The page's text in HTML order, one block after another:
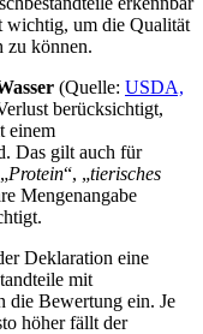
wichtig, um die Qualität
zu können.
(Quelle: USDA,
berücksichtigt,
einem
Das gilt auch für
Protein“, „tierisches
Mengenangabe
Deklaration eine
mit
die Bewertung ein. Je
höher fällt der